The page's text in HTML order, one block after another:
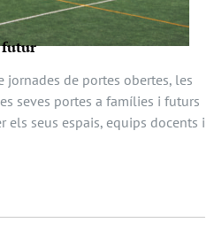
futur
jornades de portes obertes, les
seves portes a famílies i futurs
els seus espais, equips docents i